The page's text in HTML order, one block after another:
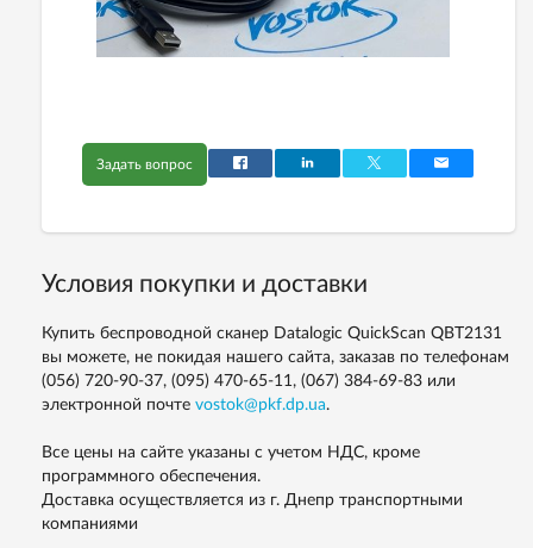
Задать вопрос
Условия покупки и доставки
Купить беспроводной сканер Datalogic QuickScan QBT2131
вы можете, не покидая нашего сайта, заказав по телефонам
(056) 720-90-37, (095) 470-65-11, (067) 384-69-83 или
электронной почте vostok@pkf.dp.ua.
Все цены на сайте указаны с учетом НДС, кроме
программного обеспечения.
Доставка осуществляется из г. Днепр транспортными
компаниями